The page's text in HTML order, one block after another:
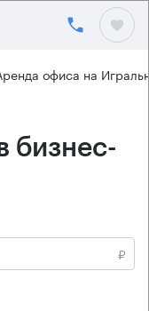
офиса на
бизнес-
₽